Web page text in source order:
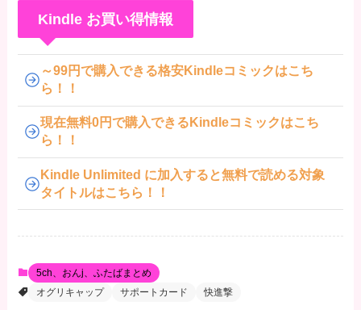
Kindle お買い得情報
～99円で購入できる格安Kindleコミックはこち
ら！！
現在無料0円で購入できるKindleコミックはこち
ら！！
Kindle Unlimited に加入すると無料で読める対象
タイトルはこちら！！
5ch、おんj、ふたばまとめ
オグリキャップ
サポートカード 快進撃